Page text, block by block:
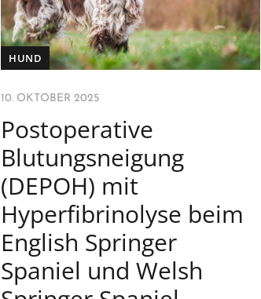
HUND
10. OKTOBER 2025
Postoperative
Blutungsneigung
(DEPOH) mit
Hyperfibrinolyse beim
English Springer
Spaniel und Welsh